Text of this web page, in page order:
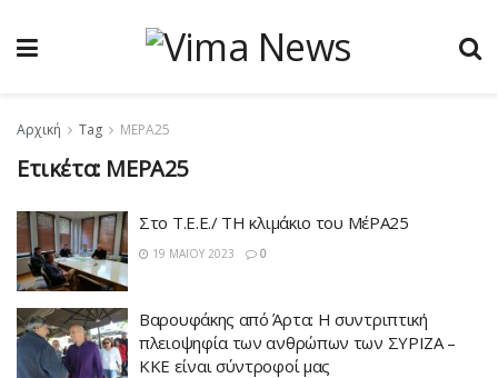
Αρχική Tag ΜΕΡΑ25
Ετικέτα: ΜΕΡΑ25
Στο Τ.Ε.Ε./ ΤΗ κλιμάκιο του ΜέΡΑ25
19 ΜΑΪ́ΟΥ 2023 0
Βαρουφάκης από Άρτα: Η συντριπτική
πλειοψηφία των ανθρώπων των ΣΥΡΙΖΑ –
ΚΚΕ είναι σύντροφοί μας